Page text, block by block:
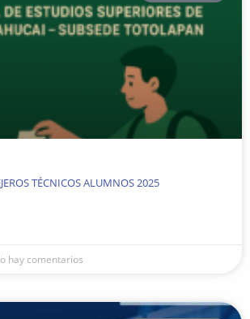
TÉCNICOS ALUMNOS 2025
hay comentarios